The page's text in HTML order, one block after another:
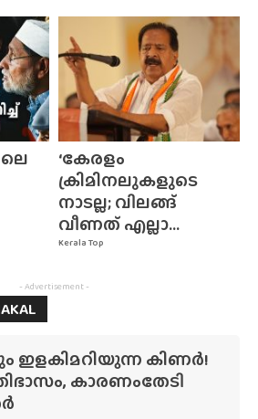
Kerala Top
‘കേരളം
ക്രിമിനലുകളുടെ
നാടല്ല; വിലങ്ങ്
വീണത് എല്ലാ...
- Advertisement -
ഇളകിമറിയുന്ന കിണർ!
കാരണംതേടി